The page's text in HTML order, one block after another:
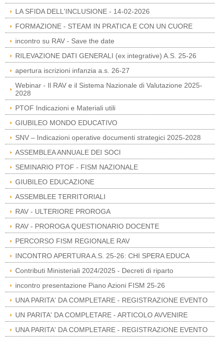
LA SFIDA DELL'INCLUSIONE - 14-02-2026
FORMAZIONE - STEAM IN PRATICA E CON UN CUORE
incontro su RAV - Save the date
RILEVAZIONE DATI GENERALI (ex integrative) A.S. 25-26
apertura iscrizioni infanzia a.s. 26-27
Webinar - Il RAV e il Sistema Nazionale di Valutazione 2025-
2028
PTOF Indicazioni e Materiali utili
GIUBILEO MONDO EDUCATIVO
SNV – Indicazioni operative documenti strategici 2025-2028
ASSEMBLEA ANNUALE DEI SOCI
SEMINARIO PTOF - FISM NAZIONALE
GIUBILEO EDUCAZIONE
ASSEMBLEE TERRITORIALI
RAV - ULTERIORE PROROGA
RAV - PROROGA QUESTIONARIO DOCENTE
PERCORSO FISM REGIONALE RAV
INCONTRO APERTURA A.S. 25-26: CHI SPERA EDUCA
Contributi Ministeriali 2024/2025 - Decreti di riparto
incontro presentazione Piano Azioni FISM 25-26
UNA PARITA' DA COMPLETARE - REGISTRAZIONE EVENTO
UN PARITA' DA COMPLETARE - ARTICOLO AVVENIRE
UNA PARITA' DA COMPLETARE - REGISTRAZIONE EVENTO